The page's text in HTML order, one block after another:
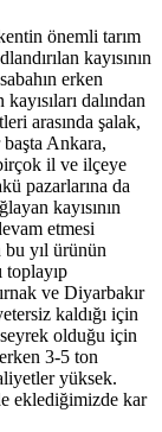
önemli tarım
kayısının
erken
dalından
arasında şalak,
başta Ankara,
il ve ilçeye
pazarlarına da
kayısının
etmesi
yıl ürünün
toplayıp
ve Diyarbakır
kaldığı için
seyrek olduğu için
3-5 ton
yüksek.
eklediğimizde kar